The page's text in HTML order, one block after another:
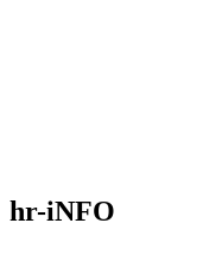
hr-iNFO